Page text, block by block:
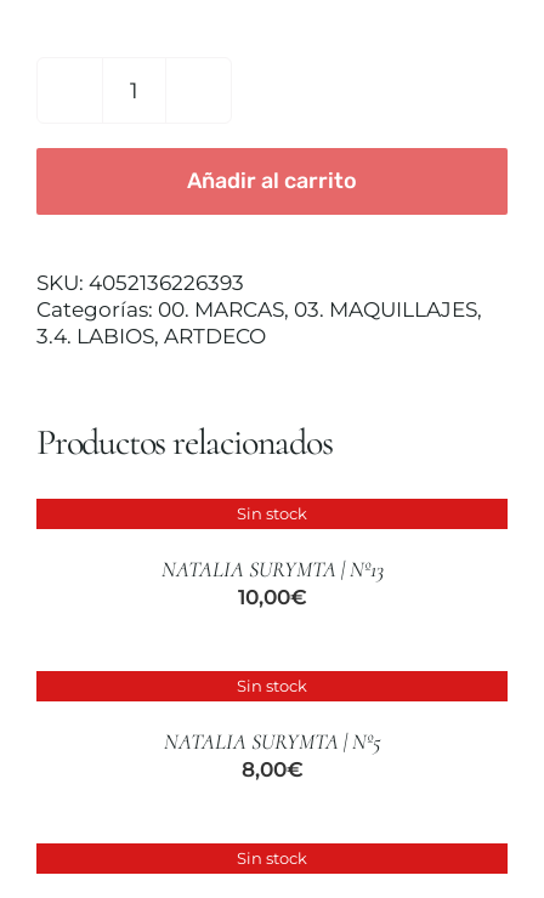
MAQUILLAJES
CUERPO Y BAÑO
Plumping
Fluid
Goddess
Añadir al carrito
SKU: 4052136226393
Categorías: 00. MARCAS, 03. MAQUILLAJES,
3.4. LABIOS, ARTDECO
Productos relacionados
Sin stock
NATALIA SURYMTA | Nº13
10,00€
Sin stock
NATALIA SURYMTA | Nº5
8,00€
Sin stock